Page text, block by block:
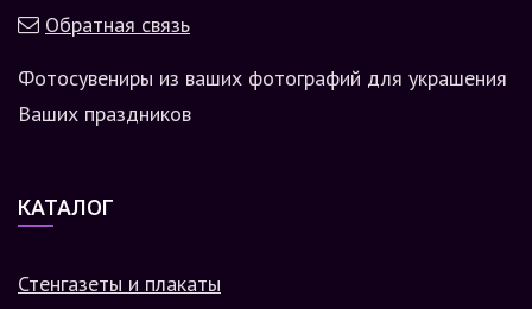
Обратная связь
Фотосувениры из ваших фотографий для украшения
Ваших праздников
КАТАЛОГ
Стенгазеты и плакаты